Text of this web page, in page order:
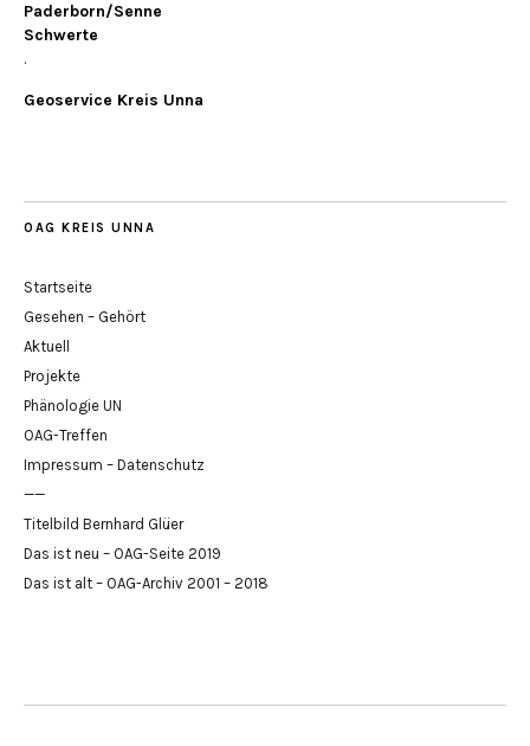
Paderborn/Senne
Schwerte
.
Geoservice Kreis Unna
OAG KREIS UNNA
Startseite
Gesehen – Gehört
Aktuell
Projekte
Phänologie UN
OAG-Treffen
Impressum – Datenschutz
——
Titelbild Bernhard Glüer
Das ist neu – OAG-Seite 2019
Das ist alt – OAG-Archiv 2001 – 2018